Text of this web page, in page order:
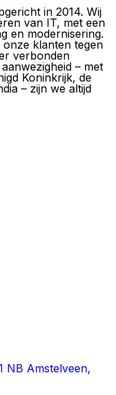
in 2014. Wij
van IT, met een
en modernisering.
onze klanten tegen
verbonden
– met
Koninkrijk, de
– zijn we altijd
NB Amstelveen,